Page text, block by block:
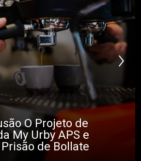
O Projeto de
My Urby APS e
de Bollate